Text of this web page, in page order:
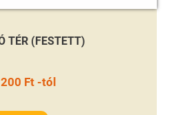
TÉR (FESTETT)
Ft -tól